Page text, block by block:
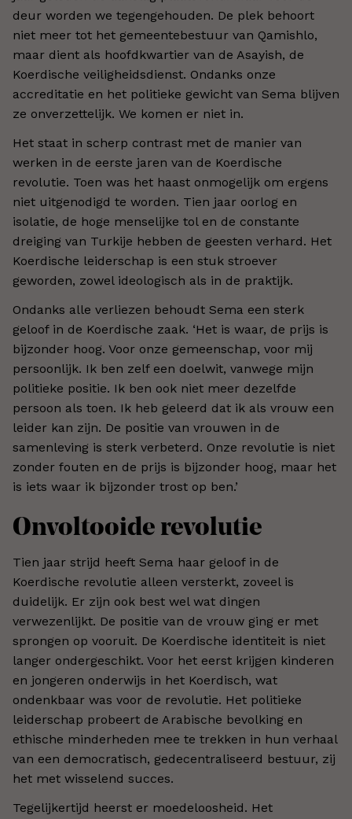
deur worden we tegengehouden. De plek behoort
niet meer tot het gemeentebestuur van Qamishlo,
maar dient als hoofdkwartier van de Asayish, de
Koerdische veiligheidsdienst. Ondanks onze
accreditatie en het politieke gewicht van Sema blijven
ze onverzettelijk. We komen er niet in.
Het staat in scherp contrast met de manier van
werken in de eerste jaren van de Koerdische
revolutie. Toen was het haast onmogelijk om ergens
niet uitgenodigd te worden. Tien jaar oorlog en
isolatie, de hoge menselijke tol en de constante
dreiging van Turkije hebben de geesten verhard. Het
Koerdische leiderschap is een stuk stroever
geworden, zowel ideologisch als in de praktijk.
Ondanks alle verliezen behoudt Sema een sterk
geloof in de Koerdische zaak. ‘Het is waar, de prijs is
bijzonder hoog. Voor onze gemeenschap, voor mij
persoonlijk. Ik ben zelf een doelwit, vanwege mijn
politieke positie. Ik ben ook niet meer dezelfde
persoon als toen. Ik heb geleerd dat ik als vrouw een
leider kan zijn. De positie van vrouwen in de
samenleving is sterk verbeterd. Onze revolutie is niet
zonder fouten en de prijs is bijzonder hoog, maar het
is iets waar ik bijzonder trost op ben.’
Onvoltooide revolutie
Tien jaar strijd heeft Sema haar geloof in de
Koerdische revolutie alleen versterkt, zoveel is
duidelijk. Er zijn ook best wel wat dingen
verwezenlijkt. De positie van de vrouw ging er met
sprongen op vooruit. De Koerdische identiteit is niet
langer ondergeschikt. Voor het eerst krijgen kinderen
en jongeren onderwijs in het Koerdisch, wat
ondenkbaar was voor de revolutie. Het politieke
leiderschap probeert de Arabische bevolking en
ethische minderheden mee te trekken in hun verhaal
van een democratisch, gedecentraliseerd bestuur, zij
het met wisselend succes.
Tegelijkertijd heerst er moedeloosheid. Het